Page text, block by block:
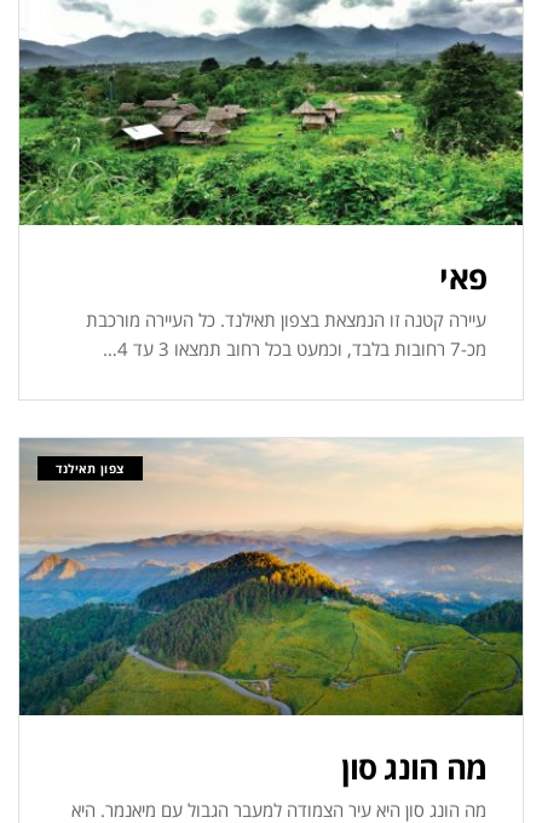
פאי
עיירה קטנה זו הנמצאת בצפון תאילנד. כל העיירה מורכבת
מכ-7 רחובות בלבד, וכמעט בכל רחוב תמצאו 3 עד 4…
צפון תאילנד
מה הונג סון
מה הונג סון היא עיר הצמודה למעבר הגבול עם מיאנמר. היא